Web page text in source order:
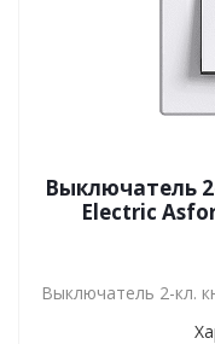
Выключатель
Electric
Выключатель 2-кл.